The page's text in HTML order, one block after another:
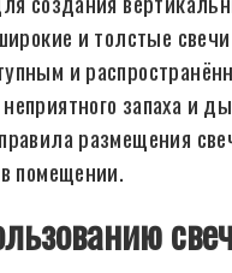
и толстые
и
запаха и
размещения
помещении.